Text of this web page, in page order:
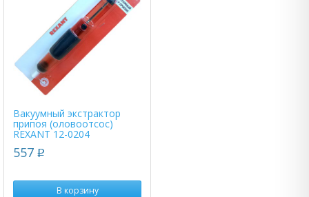
Вакуумный экстрактор
припоя (оловоотсос)
REXANT 12-0204
557 p
В корзину